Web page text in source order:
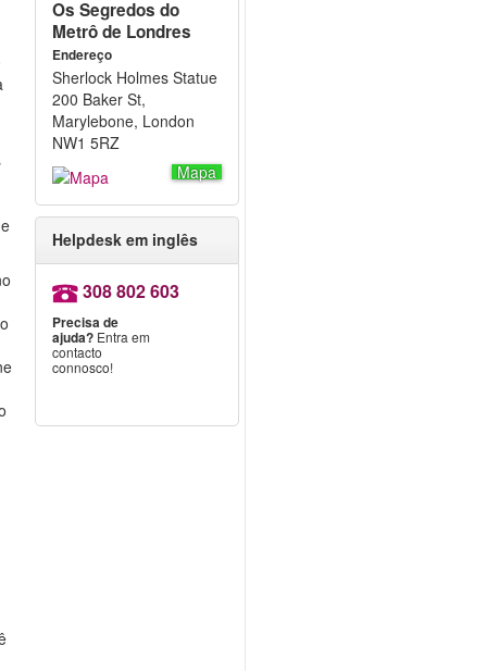
Os Segredos do
Metrô de Londres
Endereço
Sherlock Holmes Statue
200 Baker St,
Marylebone, London
NW1 5RZ
Mapa
Helpdesk em inglês
308 802 603
Precisa de
ajuda?Entra em
contacto
connosco!